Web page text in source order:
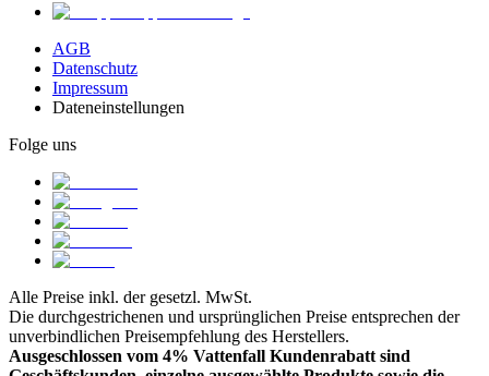
AGB
Datenschutz
Impressum
Dateneinstellungen
Folge uns
Alle Preise inkl. der gesetzl. MwSt.
Die durchgestrichenen und ursprünglichen Preise entsprechen der
unverbindlichen Preisempfehlung des Herstellers.
Ausgeschlossen vom 4% Vattenfall Kundenrabatt sind